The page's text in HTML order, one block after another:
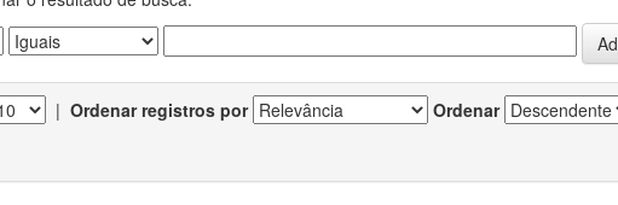
| Ordenar registros por Ordenar